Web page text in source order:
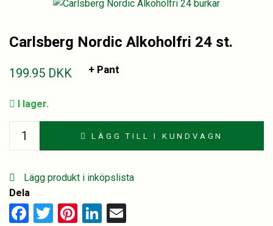
Carlsberg Nordic Alkoholfri 24 st.
199.95 DKK + Pant
I lager.
Carlsberg
Nordic
24
st.
quantity
LÄGG TILL I KUNDVAGN
Lägg produkt i inköpslista
Dela
Facebook
TwitterPinterest
LinkedIn